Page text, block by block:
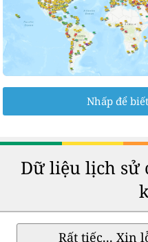
Nhấp để
Dữ liệu lịch sử
Rất tiếc... Xin